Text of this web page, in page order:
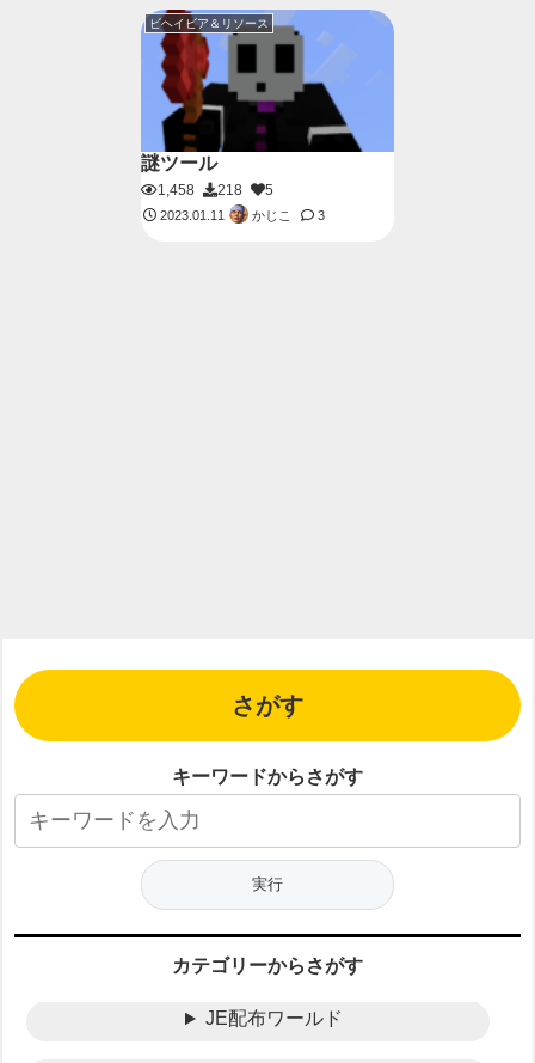
ビヘイビア＆リソース
謎ツール
1,458 218 5
2023.01.11 かじこ 3
さがす
キーワードからさがす
カテゴリーからさがす
JE配布ワールド